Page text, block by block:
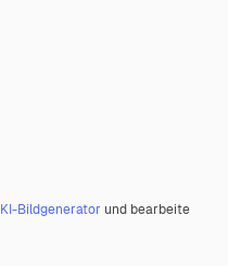
KI-Bildgenerator und bearbeite